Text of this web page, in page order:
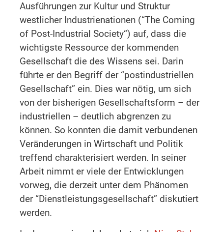
Ausführungen zur Kultur und Struktur
westlicher Industrienationen (“The Coming
of Post-Industrial Society“) auf, dass die
wichtigste Ressource der kommenden
Gesellschaft die des Wissens sei. Darin
führte er den Begriff der “postindustriellen
Gesellschaft” ein. Dies war nötig, um sich
von der bisherigen Gesellschaftsform – der
industriellen – deutlich abgrenzen zu
können. So konnten die damit verbundenen
Veränderungen in Wirtschaft und Politik
treffend charakterisiert werden. In seiner
Arbeit nimmt er viele der Entwicklungen
vorweg, die derzeit unter dem Phänomen
der “Dienstleistungsgesellschaft” diskutiert
werden.